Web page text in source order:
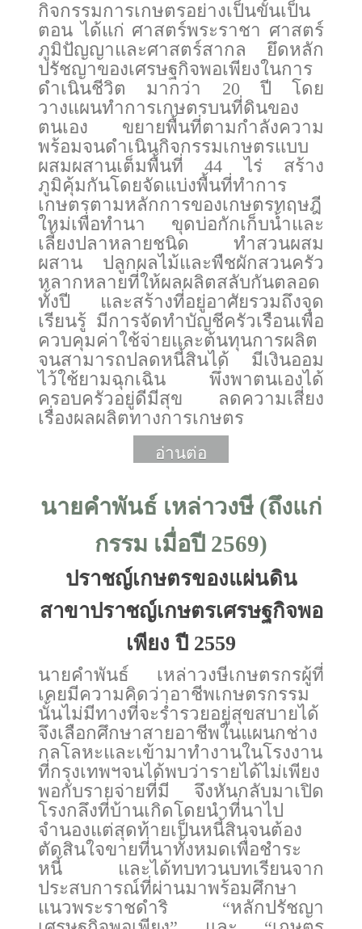
กิจกรรมการเกษตรอย่างเป็นขั้นเป็น
ตอน ได้แก่ ศาสตร์พระราชา ศาสตร์
ภูมิปัญญาและศาสตร์สากล ยึดหลัก
ปรัชญาของเศรษฐกิจพอเพียงในการ
ดำเนินชีวิต มากว่า 20 ปี โดย
วางแผนทำการเกษตรบนที่ดินของ
ตนเอง ขยายพื้นที่ตามกำลังความ
พร้อมจนดำเนินกิจกรรมเกษตรแบบ
ผสมผสานเต็มพื้นที่ 44 ไร่ สร้าง
ภูมิคุ้มกันโดยจัดแบ่งพื้นที่ทำการ
เกษตรตามหลักการของเกษตรทฤษฎี
ใหม่เพื่อทำนา ขุดบ่อกักเก็บน้ำและ
เลี้ยงปลาหลายชนิด ทำสวนผสม
ผสาน ปลูกผลไม้และพืชผักสวนครัว
หลากหลายที่ให้ผลผลิตสลับกันตลอด
ทั้งปี และสร้างที่อยู่อาศัยรวมถึงจุด
เรียนรู้ มีการจัดทำบัญชีครัวเรือนเพื่อ
ควบคุมค่าใช้จ่ายและต้นทุนการผลิต
จนสามารถปลดหนี้สินได้ มีเงินออม
ไว้ใช้ยามฉุกเฉิน พึ่งพาตนเองได้
ครอบครัวอยู่ดีมีสุข ลดความเสี่ยง
เรื่องผลผลิตทางการเกษตร
อ่านต่อ
นายคำพันธ์ เหล่าวงษี (ถึงแก่
กรรม เมื่อปี 2569)
ปราชญ์เกษตรของแผ่นดิน
สาขาปราชญ์เกษตรเศรษฐกิจพอ
เพียง ปี 2559
นายคำพันธ์ เหล่าวงษีเกษตรกรผู้ที่
เคยมีความคิดว่าอาชีพเกษตรกรรม
นั้นไม่มีทางที่จะร่ำรวยอยู่สุขสบายได้
จึงเลือกศึกษาสายอาชีพในแผนกช่าง
กลโลหะและเข้ามาทำงานในโรงงาน
ที่กรุงเทพฯจนได้พบว่ารายได้ไม่เพียง
พอกับรายจ่ายที่มี จึงหันกลับมาเปิด
โรงกลึงที่บ้านเกิดโดยนำที่นาไป
จำนองแต่สุดท้ายเป็นหนี้สินจนต้อง
ตัดสินใจขายที่นาทั้งหมดเพื่อชำระ
หนี้ และได้ทบทวนบทเรียนจาก
ประสบการณ์ที่ผ่านมาพร้อมศึกษา
แนวพระราชดำริ “หลักปรัชญา